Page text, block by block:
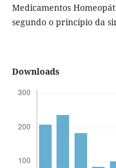
Medicamentos
segundo o princípio da
Downloads